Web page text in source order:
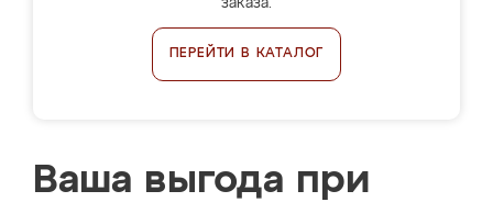
заказа.
ПЕРЕЙТИ В КАТАЛОГ
Ваша выгода при